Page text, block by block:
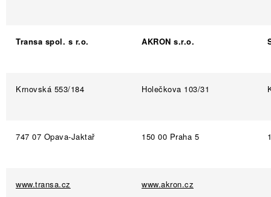
Transa spol. s r.o. AKRON s.r.o.
Krnovská 553/184 Holečkova 103/31
747 07 Opava-Jaktař 150 00 Praha 5
www.transa.cz www.akron.cz